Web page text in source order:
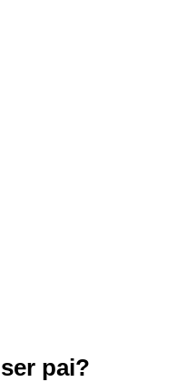
pai?